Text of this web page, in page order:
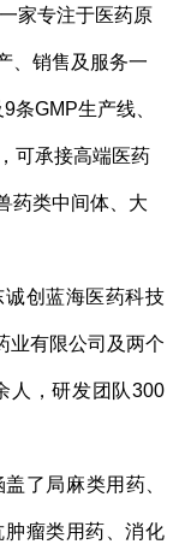
家专注于医药原
、销售及服务一
条GMP生产线、
可承接高端医药
药类中间体、大
创蓝海医药科技
业有限公司及两个
人，研发团队300
了局麻类用药、
瘤类用药、消化